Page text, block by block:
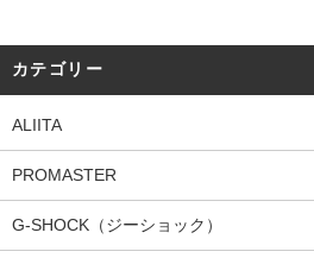
カテゴリー
ALIITA
PROMASTER
G-SHOCK（ジーショック）